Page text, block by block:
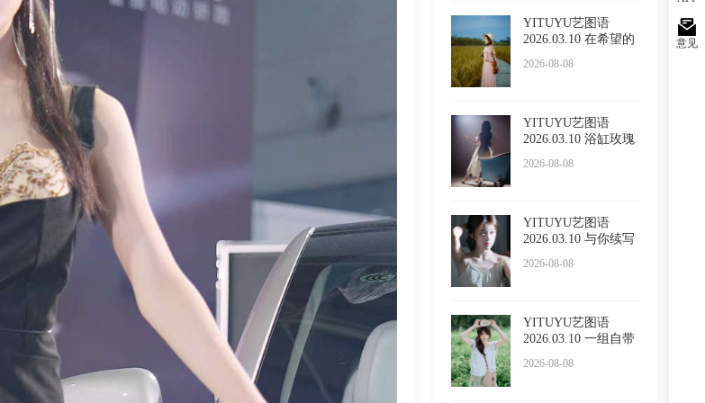
意见
YITUYU艺图语
2026.03.10 在希望的
2026-08-08
YITUYU艺图语
2026.03.10 浴缸玫瑰
2026-08-08
YITUYU艺图语
2026.03.10 与你续写
2026-08-08
YITUYU艺图语
2026.03.10 一组自带
2026-08-08